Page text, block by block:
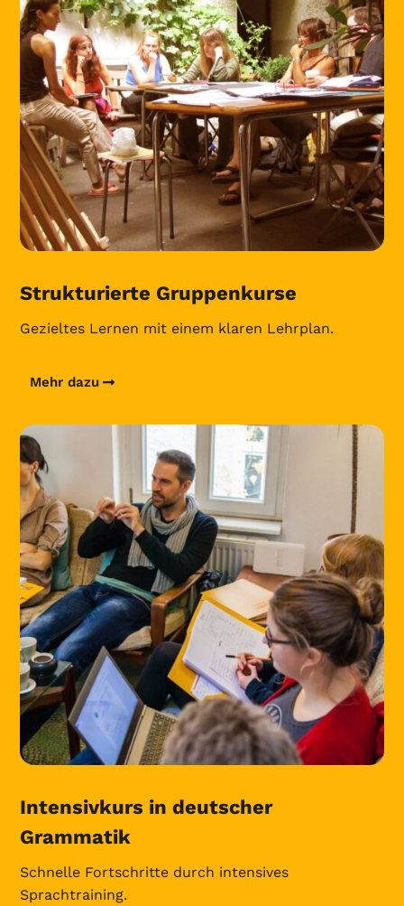
Strukturierte Gruppenkurse
Gezieltes Lernen mit einem klaren Lehrplan.
Mehr dazu
Intensivkurs in deutscher
Grammatik
Schnelle Fortschritte durch intensives
Sprachtraining.